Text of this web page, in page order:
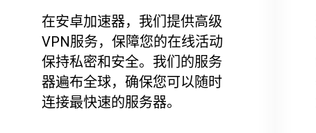
在安卓加速器，我们提供高级
VPN服务，保障您的在线活动
保持私密和安全。我们的服务
器遍布全球，确保您可以随时
连接最快速的服务器。